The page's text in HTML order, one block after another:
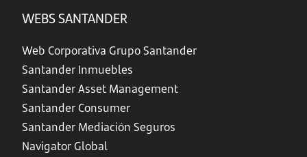
WEBS SANTANDER
Web Corporativa Grupo Santander
Santander Inmuebles
Santander Asset Management
Santander Consumer
Santander Mediación Seguros
Navigator Global